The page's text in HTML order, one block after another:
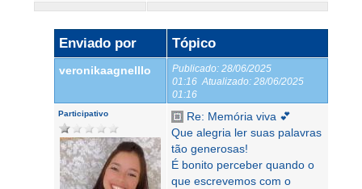
Enviado por Tópico
veronikaagnelllo Publicado: 28/06/2025
01:16 Atualizado: 28/06/2025
01:16
Participativo
Re: Memória viva 💕
Que alegria ler suas palavras
tão generosas!
É bonito perceber quando o
que escrevemos com o